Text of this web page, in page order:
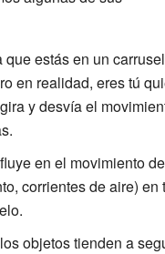
que estás en un
en realidad, eres tú
y desvía el
en el movimiento de
corrientes de aire) en
objetos tienden a